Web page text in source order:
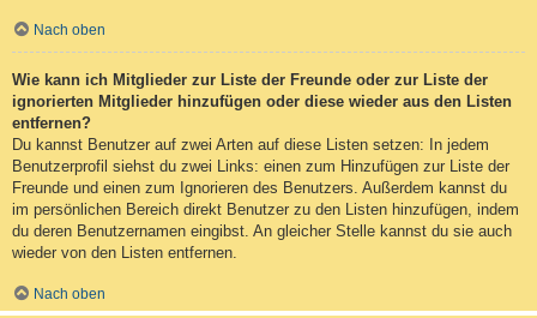
Nach oben
Wie kann ich Mitglieder zur Liste der Freunde oder zur Liste der
ignorierten Mitglieder hinzufügen oder diese wieder aus den Listen
entfernen?
Du kannst Benutzer auf zwei Arten auf diese Listen setzen: In jedem
Benutzerprofil siehst du zwei Links: einen zum Hinzufügen zur Liste der
Freunde und einen zum Ignorieren des Benutzers. Außerdem kannst du
im persönlichen Bereich direkt Benutzer zu den Listen hinzufügen, indem
du deren Benutzernamen eingibst. An gleicher Stelle kannst du sie auch
wieder von den Listen entfernen.
Nach oben